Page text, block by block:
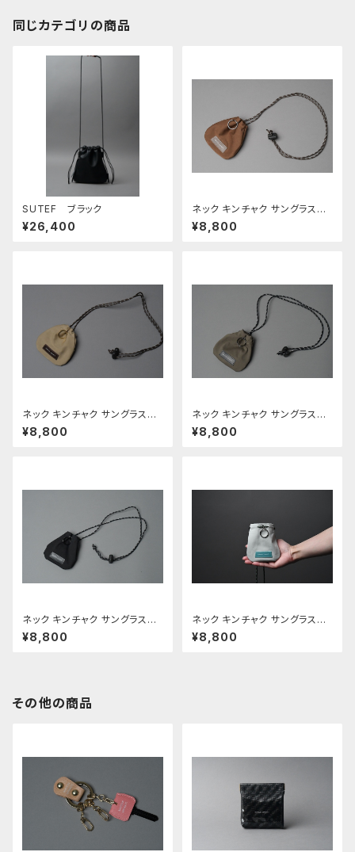
同じカテゴリの商品
SUTEF ブラック
¥26,400
ネック キンチャク サングラスホ
ルダー □アーモンド・オークベ
ージュ□
¥8,800
ネック キンチャク サングラスホ
ルダー □チノ ベージュ・カスタ
ーニョ□
¥8,800
ネック キンチャク サングラスホ
ルダー □オリーブ・ブラック□
¥8,800
ネック キンチャク サングラスホ
ルダー □ブラック・ブラック□
¥8,800
ネック キンチャク サングラスホ
ルダー □サンドグレー・ターコ
イズ□
¥8,800
その他の商品